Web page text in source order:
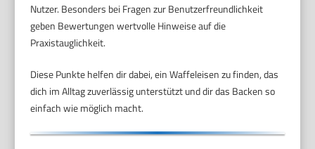
Nutzer. Besonders bei Fragen zur Benutzerfreundlichkeit
geben Bewertungen wertvolle Hinweise auf die
Praxistauglichkeit.
Diese Punkte helfen dir dabei, ein Waffeleisen zu finden, das
dich im Alltag zuverlässig unterstützt und dir das Backen so
einfach wie möglich macht.